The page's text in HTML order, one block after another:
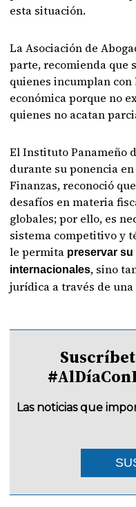
esta situación.
La Asociación de
parte, recomienda que
quienes incumplan
económica porque no
quienes no acatan
El Instituto Panameño
durante su ponencia
Finanzas, reconoció
desafíos en materia
globales; por ello, es
sistema competitivo y
le permita preservar
internacionales, sino
jurídica a través de
Las noticias que